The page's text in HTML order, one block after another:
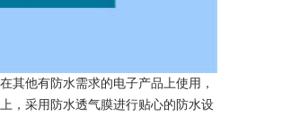
其他有防水需求的电子产品上使用，
，采用防水透气膜进行贴心的防水设